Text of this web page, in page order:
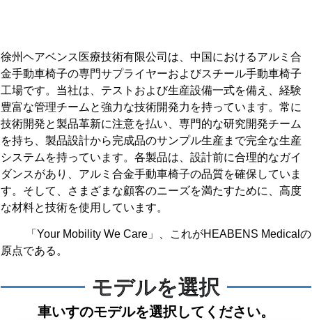
徐州ヘアベンス医療技術有限公司は、中国におけるアルミ合
金手動車椅子の専門サプライヤーおよびスチール手動車椅子
工場です。当社は、テストおよび生産設備一式を備え、経験
豊富な管理チームと強力な技術開発力を持っています。常に
技術開発と製品革新に注意を払い、専門的な研究開発チーム
を持ち、製品設計から完成品のサンプル生産まで完全な生産
システムを持っています。各製品は、設計前に合理的なガイ
ダンスがあり、アルミ合金手動車椅子の品質を確保していま
す。そして、さまざまな顧客のニーズを満たすために、高度
な材料と技術を使用しています。
「Your Mobility We Care」、これがHEABENS Medicalの
原点である。
モデルを選択
車いすのモデルを選択してください。